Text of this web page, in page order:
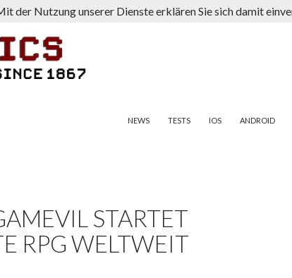
NEWS
TESTS IOS ANDROID
STARTET
RPG WELTWEIT
der Nutzung unserer Dienste erklären Sie sich damit